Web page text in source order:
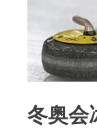
冬奥会